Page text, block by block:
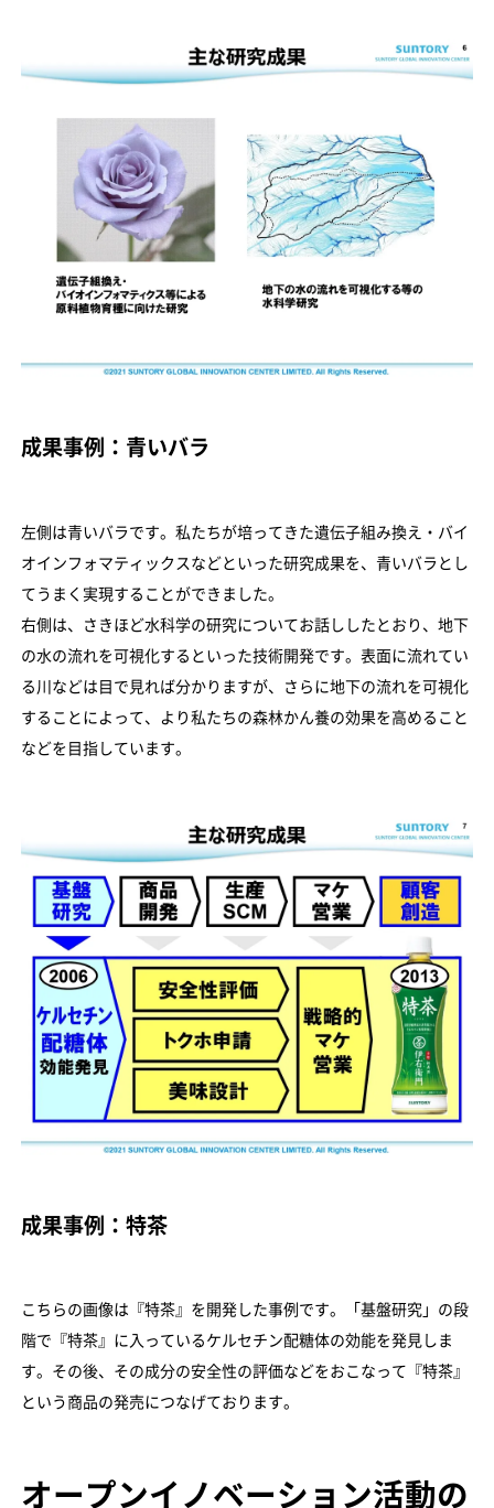
成果事例：青いバラ
左側は青いバラです。私たちが培ってきた遺伝子組み換え・バイ
オインフォマティックスなどといった研究成果を、青いバラとし
てうまく実現することができました。
右側は、さきほど水科学の研究についてお話ししたとおり、地下
の水の流れを可視化するといった技術開発です。表面に流れてい
る川などは目で見れば分かりますが、さらに地下の流れを可視化
することによって、より私たちの森林かん養の効果を高めること
などを目指しています。
成果事例：特茶
こちらの画像は『特茶』を開発した事例です。「基盤研究」の段
階で『特茶』に入っているケルセチン配糖体の効能を発見しま
す。その後、その成分の安全性の評価などをおこなって『特茶』
という商品の発売につなげております。
オープンイノベーション活動の